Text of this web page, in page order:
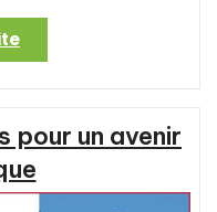
« Optez
pour
un
Avenir
Durable
avec
des
pour un avenir